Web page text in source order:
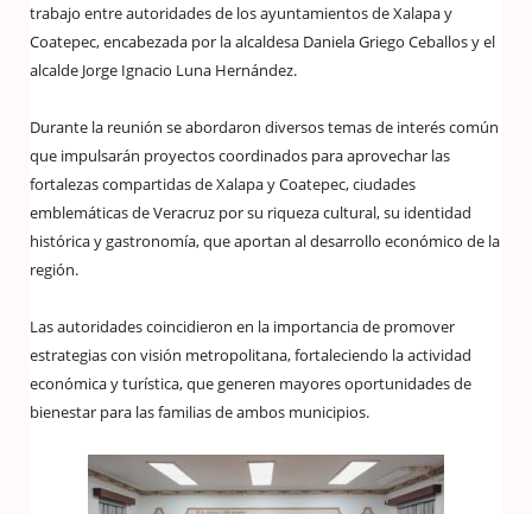
trabajo entre autoridades de los ayuntamientos de Xalapa y
Coatepec, encabezada por la alcaldesa Daniela Griego Ceballos y el
alcalde Jorge Ignacio Luna Hernández.
Durante la reunión se abordaron diversos temas de interés común
que impulsarán proyectos coordinados para aprovechar las
fortalezas compartidas de Xalapa y Coatepec, ciudades
emblemáticas de Veracruz por su riqueza cultural, su identidad
histórica y gastronomía, que aportan al desarrollo económico de la
región.
Las autoridades coincidieron en la importancia de promover
estrategias con visión metropolitana, fortaleciendo la actividad
económica y turística, que generen mayores oportunidades de
bienestar para las familias de ambos municipios.